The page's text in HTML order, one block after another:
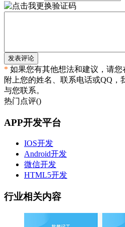
发表评论
* 如果您有其他想法和建议，请
附上您的姓名、联系电话或QQ，
与您联系。
热门点评()
APP开发平台
IOS开发
Android开发
微信开发
HTML5开发
行业相关内容